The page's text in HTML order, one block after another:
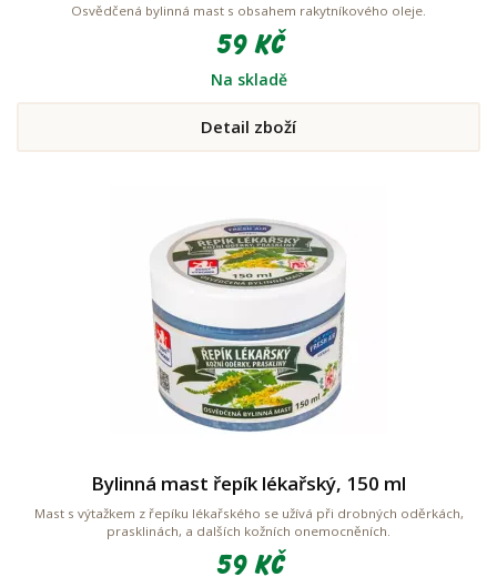
Osvědčená bylinná mast s obsahem rakytníkového oleje.
59 Kč
Na skladě
Detail zboží
Bylinná mast řepík lékařský, 150 ml
Mast s výtažkem z řepíku lékařského se užívá při drobných oděrkách,
prasklinách, a dalších kožních onemocněních.
59 Kč